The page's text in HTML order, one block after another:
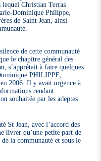
lequel Christian Terras
Dominique Philippe,
de Saint Jean, ainsi
de cette communauté
le chapitre général des
s’apprêtait à faire quelques
PHILIPPE,
2006. Il y avait urgence à
rendant
souhaitée par les adeptes
St Jean, avec l’accord des
livrer qu’une petite part de
la communauté et sous le